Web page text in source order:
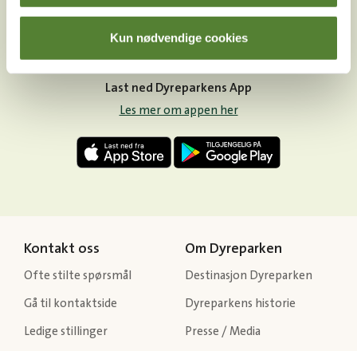
Kun nødvendige cookies
Last ned Dyreparkens App
Les mer om appen her
Kontakt oss
Ofte stilte spørsmål
Gå til kontaktside
Ledige stillinger
Om Dyreparken
Destinasjon Dyreparken
Dyreparkens historie
Presse / Media